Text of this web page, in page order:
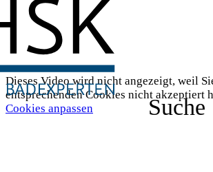
Suche
Dieses Video wird nicht angezeigt, weil
entsprechenden Cookies nicht akzeptiert
Cookies anpassen